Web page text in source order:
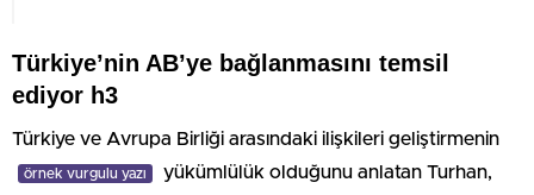
Türkiye’nin AB’ye bağlanmasını temsil
ediyor h3
Türkiye ve Avrupa Birliği arasındaki ilişkileri geliştirmenin
örnek vurgulu yazı
yükümlülük olduğunu anlatan Turhan,